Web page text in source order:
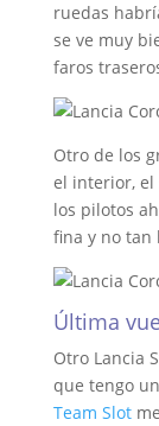
ruedas
se ve muy
faros
Otro de los
el interior, el
los pilotos
fina y no tan
Última
Otro Lancia
que tengo
Team Slot